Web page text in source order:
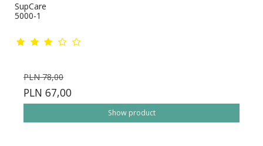
SupCare
5000-1
PLN 78,00
PLN 67,00
Show product